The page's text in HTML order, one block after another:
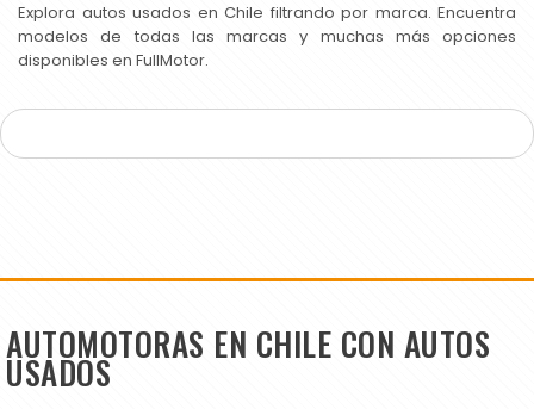
Explora autos usados en Chile filtrando por marca. Encuentra
modelos de todas las marcas y muchas más opciones
disponibles en FullMotor.
AUTOMOTORAS EN CHILE CON AUTOS
USADOS